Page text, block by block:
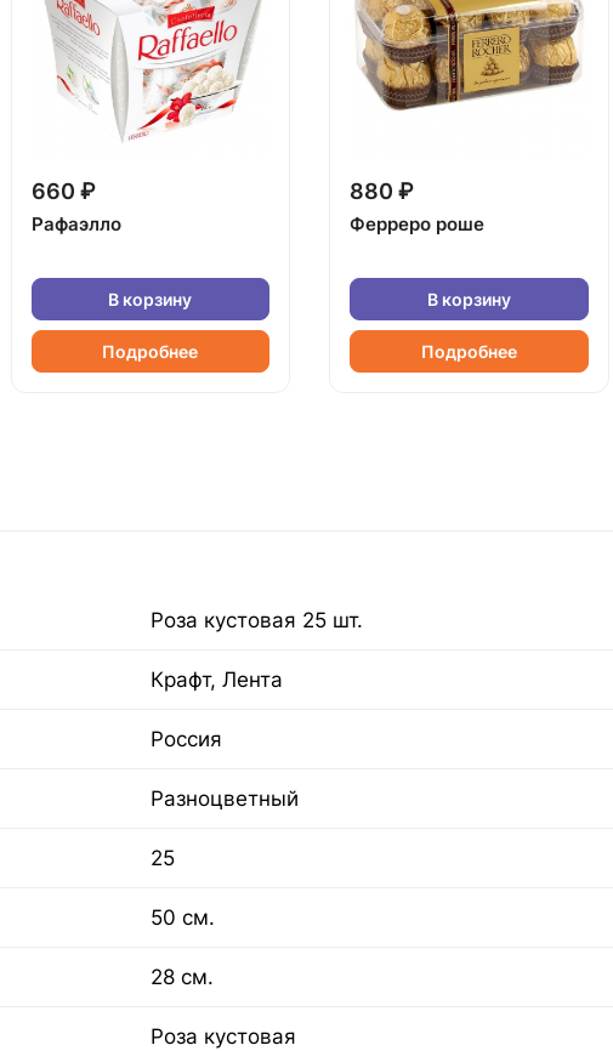
660 ₽
Рафаэлло
В корзину
Подробнее
880 ₽
Ферреро роше
В корзину
Подробнее
Роза кустовая 25 шт.
Крафт, Лента
Россия
Разноцветный
25
50 см.
28 см.
Роза кустовая